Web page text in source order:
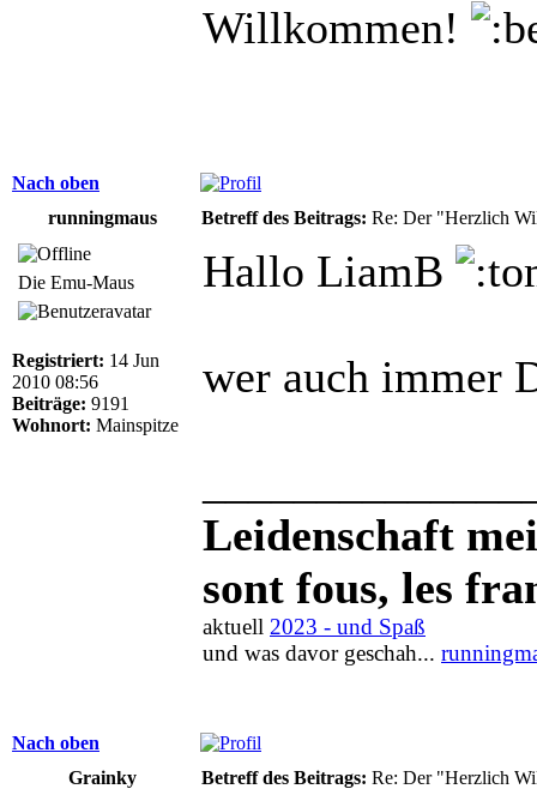
Willkommen!
Nach oben
runningmaus
Betreff des Beitrags: Re: Der "Herzlich
Die Emu-Maus
Registriert: 14 Jun
2010 08:56
Beiträge: 9191
Wohnort: Mainspitze
Hallo LiamB
wer auch immer
Leidenschaft
sont fous, les
aktuell 2023 - und Spaß
und was davor geschah...
Nach oben
Grainky
Betreff des Beitrags: Re: Der "Herzlich